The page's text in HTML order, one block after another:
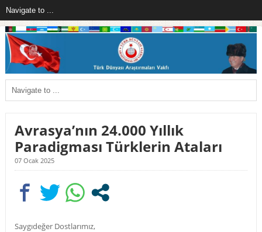
Avrasya’nın 24.000 Yıllık
Paradigması Türklerin Ataları
07 Ocak 2025
Saygıdeğer Dostlarımız,